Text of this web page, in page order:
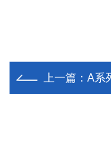
上一篇： A系